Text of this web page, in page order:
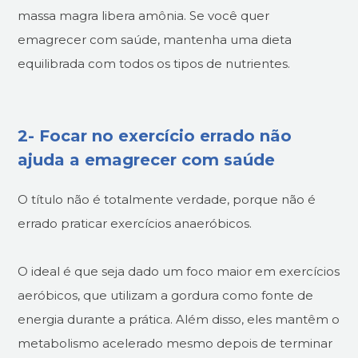
massa magra libera amônia. Se você quer
emagrecer com saúde, mantenha uma dieta
equilibrada com todos os tipos de nutrientes.
2- Focar no exercício errado não
ajuda a emagrecer com saúde
O título não é totalmente verdade, porque não é
errado praticar exercícios anaeróbicos.
O ideal é que seja dado um foco maior em exercícios
aeróbicos, que utilizam a gordura como fonte de
energia durante a prática. Além disso, eles mantêm o
metabolismo acelerado mesmo depois de terminar